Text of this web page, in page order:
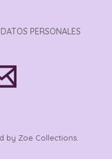
PERSONALES
by Zoe Collections.